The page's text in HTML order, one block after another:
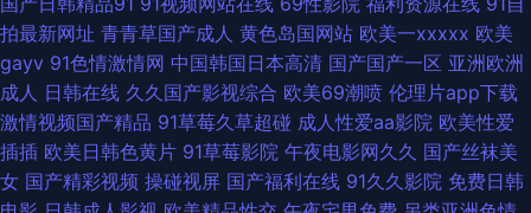
欧美精品系列 人人摸人人乐 日韩福利视频 三级无码片 婷婷成人淫网 亚洲AV
色图 91黑丝射 91网站网址 www9久热 超碰精华液 成人在线影音 丰满人妻
一区二区 国内自拍论理 久久豆花视频18 蜜桃91网 欧美18区 人人操人人肏
日韩有码国产在线 伊人成人电影 91麻豆萝莉熟女 97久草超碰 大香蕉操逼网
拍最新网址 青青草国产成人 黄色岛国网站 欧美一xxxxx 欧美
gayv 91色情激情网 中国韩国日本高清 国产国产一区 亚洲欧洲
成人 日韩在线 久久国产影视综合 欧美69潮喷 伦理片app下载
激情视频国产精品 91草莓久草超碰 成人性爱aa影院 欧美性爱
插插 欧美日韩色黄片 91草莓影院 午夜电影网久久 国产丝袜美
女 国产精彩视频 操碰视屏 国产福利在线 91久久影院 免费日韩